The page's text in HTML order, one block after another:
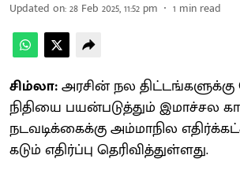
Updated on:28 Feb 2025, 11:52 pm 1 min read
சிம்லா:அரசின் நல திட்டங்களுக்கு
நிதியை பயன்படுத்தும் இமாச்சல
நடவடிக்கைக்கு அம்மாநில
கடும் எதிர்ப்பு தெரிவித்துள்ளது.